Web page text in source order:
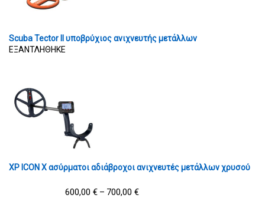
Scuba Tector II υποβρύχιος ανιχνευτής μετάλλων
ΕΞΑΝΤΛΗΘΗΚΕ
XP ICON X ασύρματοι αδιάβροχοι ανιχνευτές μετάλλων χρυσού
600,00 € – 700,00 €